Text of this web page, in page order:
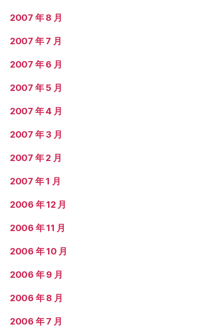
2007 年 8 月
2007 年 7 月
2007 年 6 月
2007 年 5 月
2007 年 4 月
2007 年 3 月
2007 年 2 月
2007 年 1 月
2006 年 12 月
2006 年 11 月
2006 年 10 月
2006 年 9 月
2006 年 8 月
2006 年 7 月